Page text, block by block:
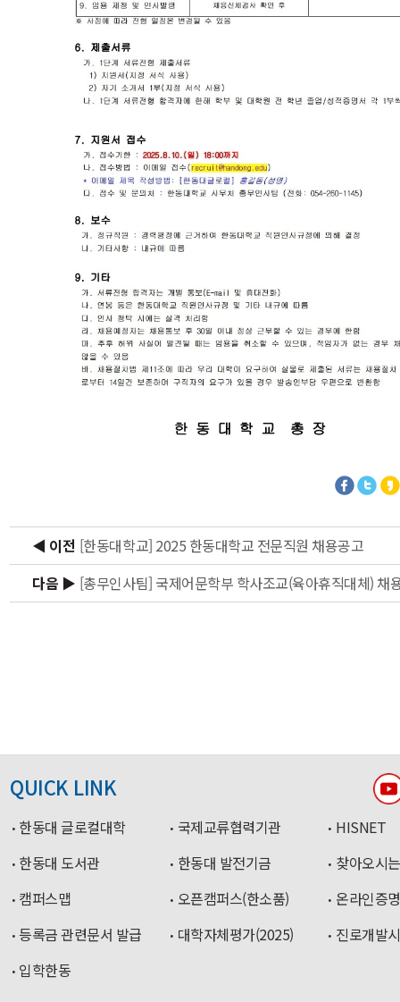
◀ 이전 [한동대학교] 2025 한동대학교 전문직원 채용공고
다음 ▶ [총무인사팀] 국제어문학부 학사조교(육아휴직대체) 채
QUICK LINK
한동대 글로컬대학 국제교류협력기관
HISNET
한동대 도서관
한동대 발전기금
찾아오시
캠퍼스맵
오픈캠퍼스(한소품)
온라인증
등록금 관련문서 발급
대학자체평가(2025)
진로개발
입학한동